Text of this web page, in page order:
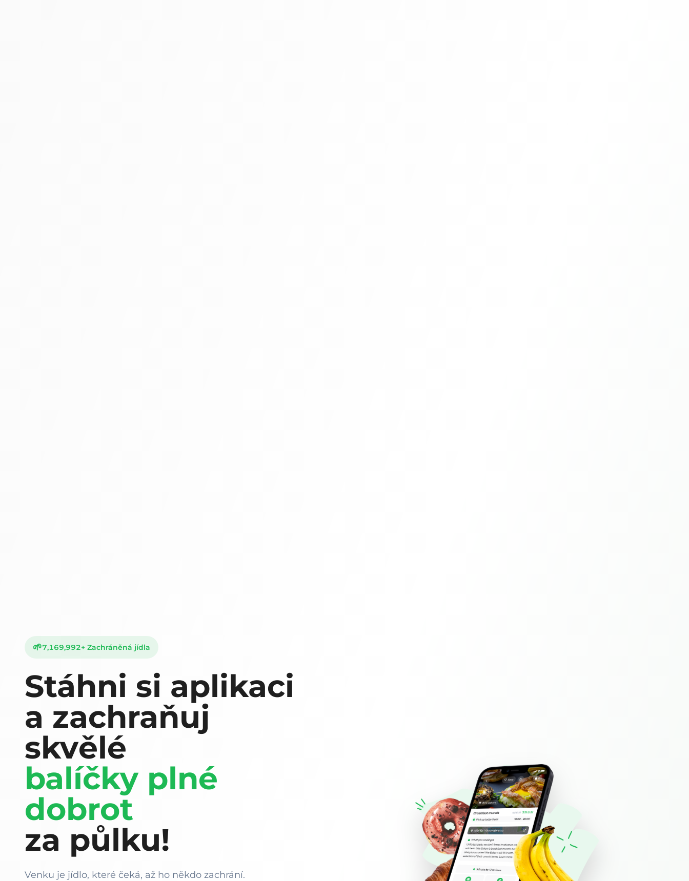
🌱7,169,992+ Zachráněná jídla
Stáhni si aplikaci
a zachraňuj
skvělé
balíčky plné
dobrot
za půlku!
Venku je jídlo, které čeká, až ho někdo zachrání.